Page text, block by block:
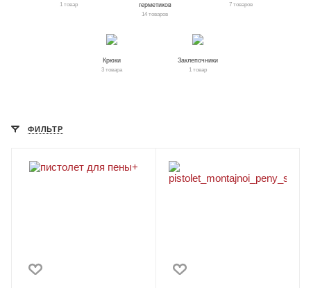
1 товар
герметиков
14 товаров
7 товаров
Крюки
3 товара
Заклепочники
1 товар
ФИЛЬТР